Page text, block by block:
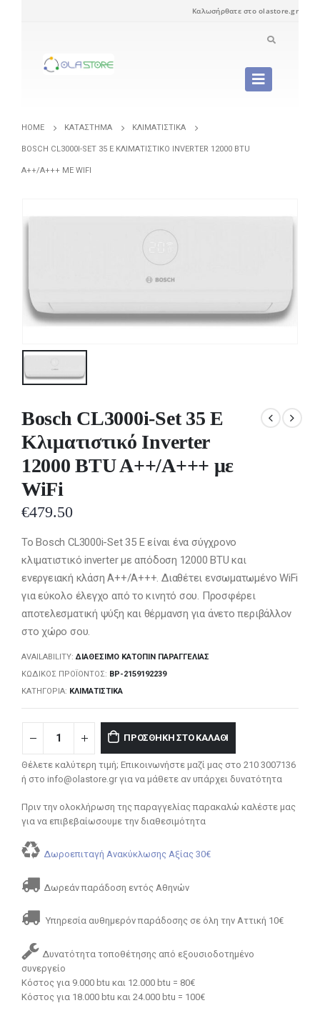
Καλωσήρθατε στο olastore.gr
HOME ΚΑΤΆΣΤΗΜΑ ΚΛΙΜΑΤΙΣΤΙΚΆ
BOSCH CL3000I-SET 35 E ΚΛΙΜΑΤΙΣΤΙΚΌ INVERTER 12000 BTU
A++/A+++ ΜΕ WIFI
Bosch CL3000i-Set 35 E
Κλιματιστικό Inverter
12000 BTU A++/A+++ με
WiFi
€479.50
Το Bosch CL3000i-Set 35 E είναι ένα σύγχρονο
κλιματιστικό inverter με απόδοση 12000 BTU και
ενεργειακή κλάση A++/A+++. Διαθέτει ενσωματωμένο WiFi
για εύκολο έλεγχο από το κινητό σου. Προσφέρει
αποτελεσματική ψύξη και θέρμανση για άνετο περιβάλλον
στο χώρο σου.
AVAILABILITY:ΔΙΑΘΈΣΙΜΟ ΚΑΤΌΠΙΝ ΠΑΡΑΓΓΕΛΊΑΣ
ΚΩΔΙΚΌΣ ΠΡΟΪΌΝΤΟΣ: BP-2159192239
ΚΑΤΗΓΟΡΊΑ: ΚΛΙΜΑΤΙΣΤΙΚΆ
ΠΡΟΣΘΉΚΗ ΣΤΟ ΚΑΛΆΘΙ
Θέλετε καλύτερη τιμή; Επικοινωνήστε μαζί μας στο 210 3007136
ή στο info@olastore.gr για να μάθετε αν υπάρχει δυνατότητα
Πριν την ολοκλήρωση της παραγγελίας παρακαλώ καλέστε μας
για να επιβεβαίωσουμε την διαθεσιμότητα
Δωροεπιταγή Ανακύκλωσης Αξίας 30€
Δωρεάν παράδοση εντός Αθηνών
Υπηρεσία αυθημερόν παράδοσης σε όλη την Αττική 10€
Δυνατότητα τοποθέτησης από εξουσιοδοτημένο
συνεργείο
Κόστος για 9.000 btu και 12.000 btu = 80€
Κόστος για 18.000 btu και 24.000 btu = 100€